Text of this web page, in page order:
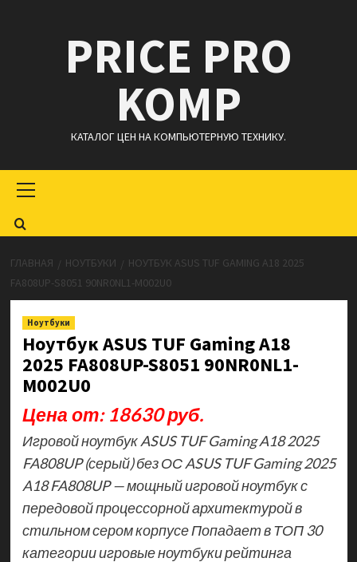
содержимомуPRICE PRO
KOMP
КАТАЛОГ ЦЕН НА КОМПЬЮТЕРНУЮ ТЕХНИКУ.
меню
ГЛАВНАЯ НОУТБУКИ
НОУТБУК ASUS TUF GAMING A18 2025
FA808UP-S8051 90NR0NL1-M002U0
Ноутбуки
Ноутбук ASUS TUF Gaming A18
2025 FA808UP-S8051 90NR0NL1-
M002U0
Цена от: 18630 руб.
Игровой ноутбук ASUS TUF Gaming A18 2025
FA808UP (серый) без ОС ASUS TUF Gaming 2025
A18 FA808UP — мощный игровой ноутбук с
передовой процессорной архитектурой в
стильном сером корпусе Попадает в ТОП 30
категории игровые ноутбуки рейтинга